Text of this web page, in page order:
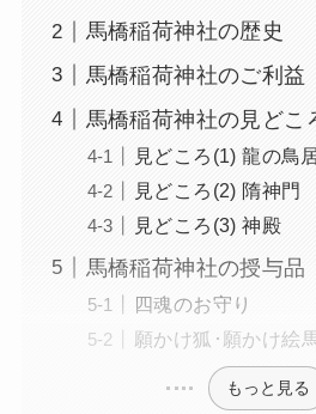
馬橋稲荷神社の歴史
馬橋稲荷神社のご利益
馬橋稲荷神社の見どこ
見どころ(1) 龍の鳥
見どころ(2) 隋神門
見どころ(3) 神殿
馬橋稲荷神社の授与品
四魂のお守り
願かけ狐･願かけ絵
もっと見る